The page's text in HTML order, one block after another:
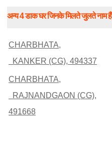
अन्य 4 डाक घर जिनके मिलते जुलते नाम हैं
CHARBHATA,
KANKER (CG), 494337
CHARBHATA,
RAJNANDGAON (CG),
491668